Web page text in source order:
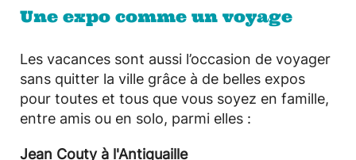
Une expo comme un voyage
Les vacances sont aussi l’occasion de voyager
sans quitter la ville grâce à de belles expos
pour toutes et tous que vous soyez en famille,
entre amis ou en solo, parmi elles :
Jean Couty à l'Antiquaille